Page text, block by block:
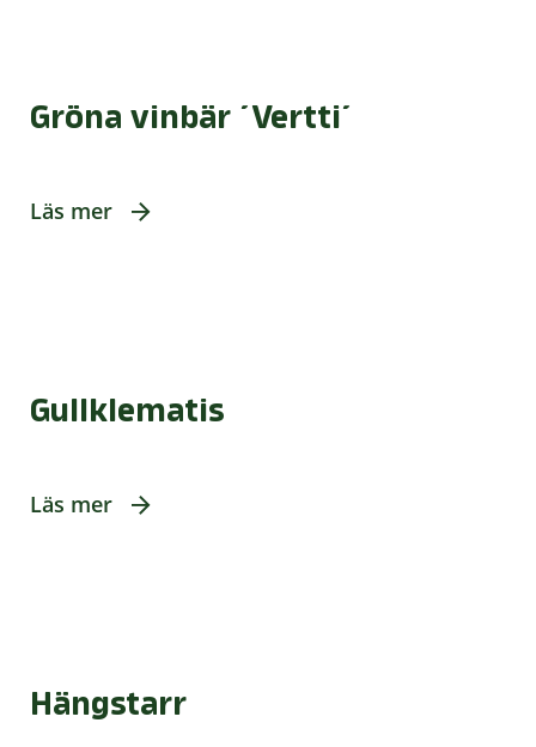
Gröna vinbär ´Vertti´
Läs mer
Gullklematis
Läs mer
Hängstarr